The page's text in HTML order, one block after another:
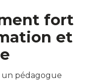
fort
et
un pédagogue